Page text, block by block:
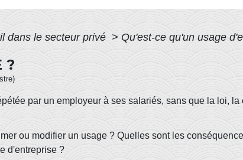
dans le secteur privé > Qu'est-ce qu'un usage
?
par un employeur à ses salariés, sans que la loi,
ou modifier un usage ? Quelles sont les
d'entreprise ?